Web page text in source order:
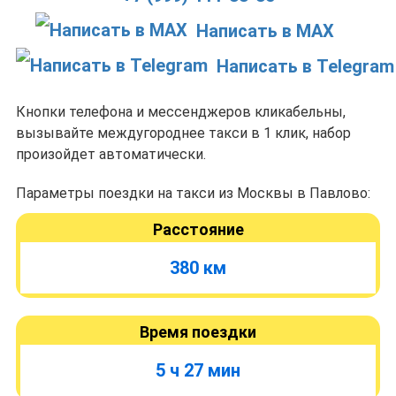
Написать в MAX
Написать в Telegram
Кнопки телефона и мессенджеров кликабельны,
вызывайте междугороднее такси в 1 клик, набор
произойдет автоматически.
Параметры поездки на такси из Москвы в Павлово:
Расстояние
380 км
Время поездки
5 ч 27 мин